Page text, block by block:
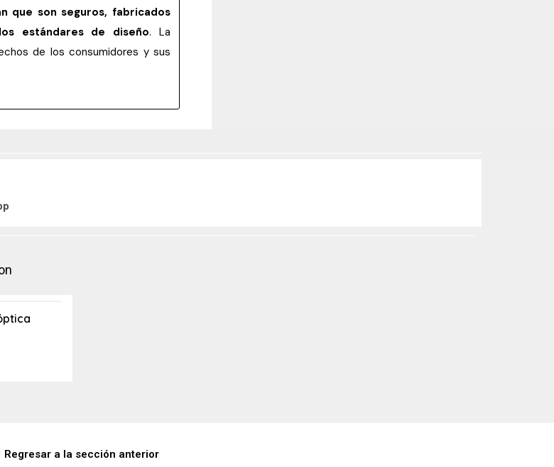
que son seguros, fabricados
estándares de diseño. La
de los consumidores y sus
Regresar a la sección anterior